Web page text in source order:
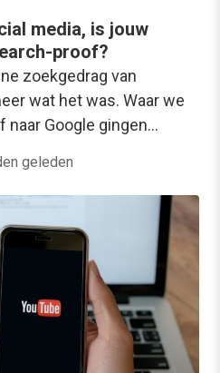
media, is jouw
proof?
zoekgedrag van
wat het was. Waar we
naar Google gingen…
geleden